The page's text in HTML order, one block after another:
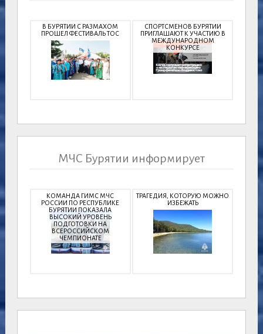
В БУРЯТИИ С РАЗМАХОМ
ПРОШЕЛ ФЕСТИВАЛЬ ТОС
СПОРТСМЕНОВ БУРЯТИИ
ПРИГЛАШАЮТ К УЧАСТИЮ В
МЕЖДУНАРОДНОМ
КОНКУРСЕ
МЧС Бурятии информирует
КОМАНДА ГИМС МЧС
РОССИИ ПО РЕСПУБЛИКЕ
БУРЯТИИ ПОКАЗАЛА
ВЫСОКИЙ УРОВЕНЬ
ПОДГОТОВКИ НА
ВСЕРОССИЙСКОМ
ЧЕМПИОНАТЕ
ТРАГЕДИЯ, КОТОРУЮ МОЖНО
ИЗБЕЖАТЬ